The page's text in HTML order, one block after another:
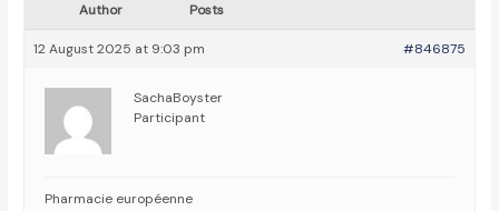
Author Posts
12 August 2025 at 9:03 pm #846875
SachaBoyster
Participant
Pharmacie européenne